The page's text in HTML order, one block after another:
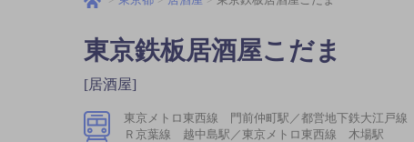
東京鉄板居酒屋こだま
[居酒屋]
東京メトロ東西線 門前仲町駅／都営地下鉄大江戸線
Ｒ京葉線 越中島駅／東京メトロ東西線 木場駅